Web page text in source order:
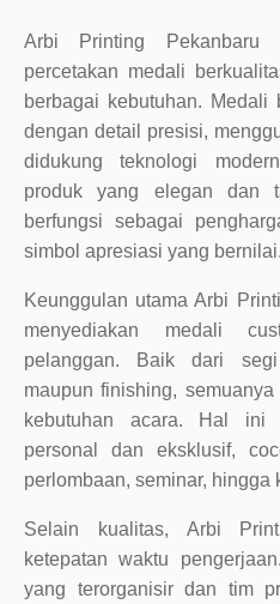
Arbi Printing Pekanbaru
percetakan medali
berbagai kebutuhan.
dengan detail presisi,
didukung teknologi
produk yang elegan dan
berfungsi sebagai
simbol apresiasi yang bernilai.
Keunggulan utama Arbi
menyediakan medali
pelanggan. Baik dari
maupun finishing,
kebutuhan acara. Hal ini
personal dan eksklusif,
perlombaan, seminar, hingga
Selain kualitas, Arbi
ketepatan waktu
yang terorganisir dan tim